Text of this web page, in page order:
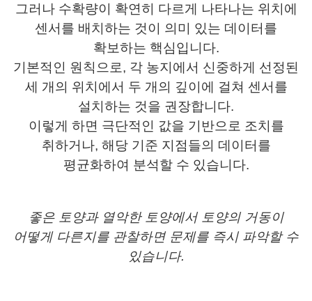
그러나 수확량이 확연히 다르게 나타나는 위치에
센서를 배치하는 것이 의미 있는 데이터를
확보하는 핵심입니다.
기본적인 원칙으로, 각 농지에서 신중하게 선정된
세 개의 위치에서 두 개의 깊이에 걸쳐 센서를
설치하는 것을 권장합니다.
이렇게 하면 극단적인 값을 기반으로 조치를
취하거나, 해당 기준 지점들의 데이터를
평균화하여 분석할 수 있습니다.
좋은 토양과 열악한 토양에서 토양의 거동이
어떻게 다른지를 관찰하면 문제를 즉시 파악할 수
있습니다.